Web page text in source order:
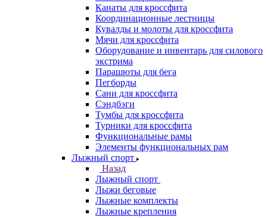
Канаты для кроссфита
Координационные лестницы
Кувалды и молоты для кроссфита
Мячи для кроссфита
Оборудование и инвентарь для силового
экстрима
Парашюты для бега
Пегборды
Сани для кроссфита
Сэндбэги
Тумбы для кроссфита
Турники для кроссфита
Функциональные рамы
Элементы функциональных рам
Лыжный спорт
Назад
Лыжный спорт
Лыжи беговые
Лыжные комплекты
Лыжные крепления